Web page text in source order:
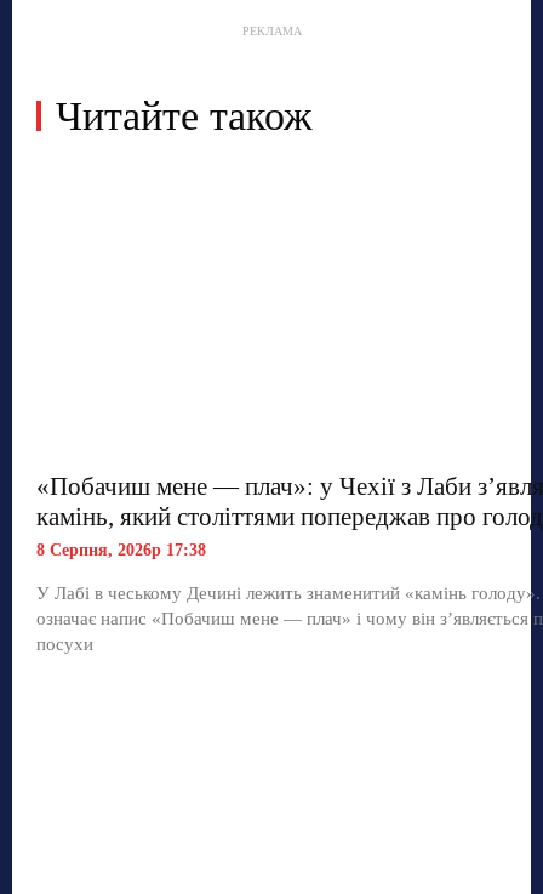
РЕКЛАМА
Читайте також
«Побачиш мене — плач»: у Чехії з Лаби
камінь, який століттями попереджав про голод
8 Серпня, 2026р 17:38
У Лабі в чеському Дечині лежить знаменитий «камінь
означає напис «Побачиш мене — плач» і чому він з’являється
посухи